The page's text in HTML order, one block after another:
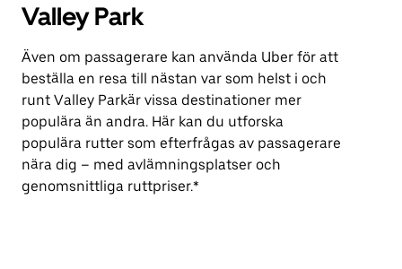
Valley Park
Även om passagerare kan använda Uber för att
beställa en resa till nästan var som helst i och
runt Valley Parkär vissa destinationer mer
populära än andra. Här kan du utforska
populära rutter som efterfrågas av passagerare
nära dig – med avlämningsplatser och
genomsnittliga ruttpriser.*